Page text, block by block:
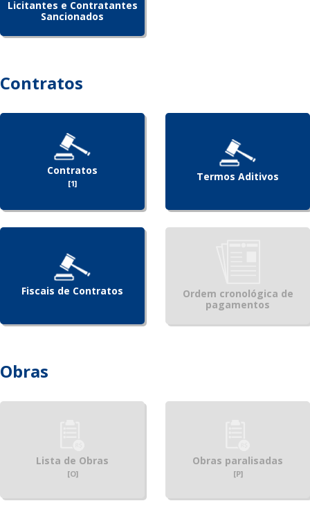
Licitantes e Contratantes
Sancionados
Contratos
Contratos
[1]
Termos Aditivos
Fiscais de Contratos
Ordem cronológica de
pagamentos
Obras
Lista de Obras
[O]
Obras paralisadas
[P]